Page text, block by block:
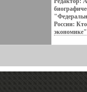
России:
биографий